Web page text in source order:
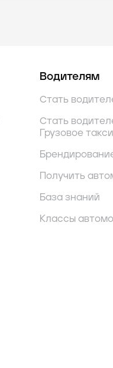
Водителям
Стать
Стать
Грузовое такси
Получить
База знаний
Классы